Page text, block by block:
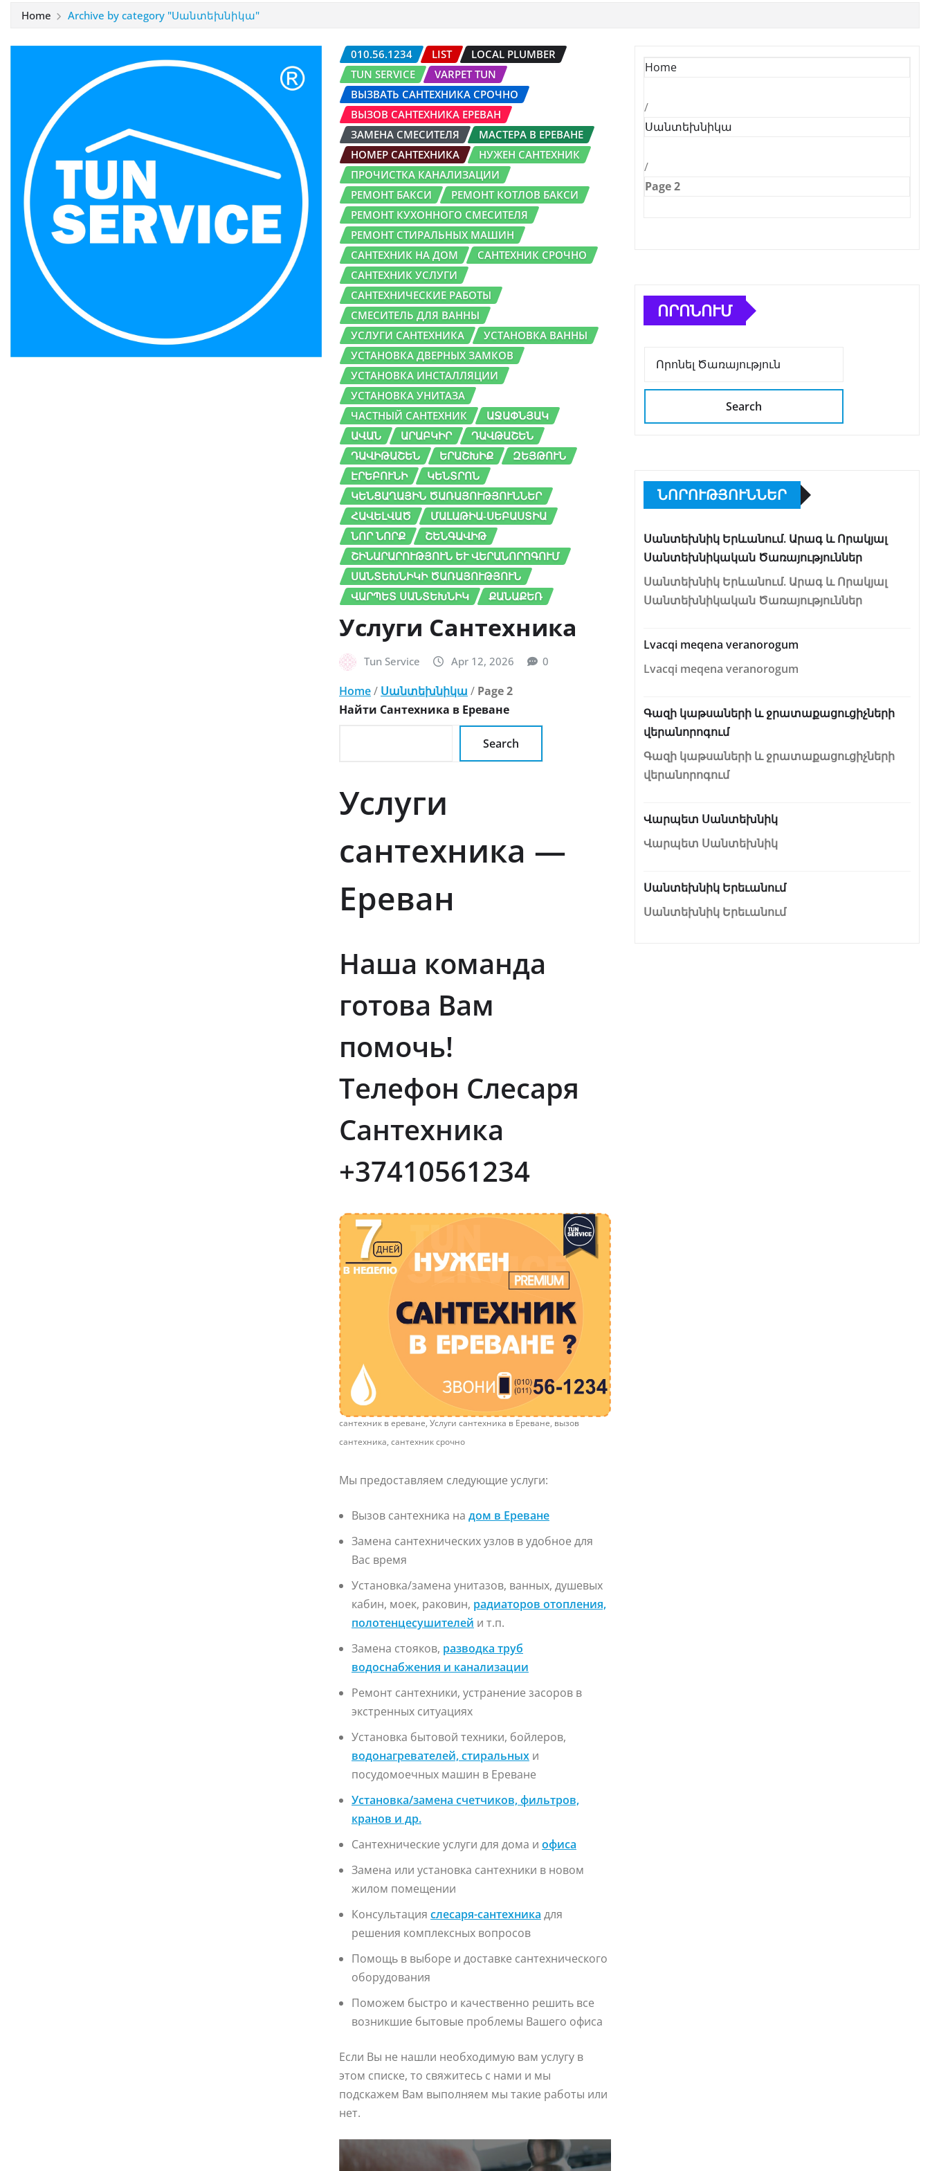
Home Archive by category "Սանտեխնիկա"
010.56.1234 LIST
LOCAL PLUMBER
TUN SERVICE
VARPET TUN
ВЫЗВАТЬ САНТЕХНИКА СРОЧНО
ВЫЗОВ САНТЕХНИКА ЕРЕВАН
ЗАМЕНА СМЕСИТЕЛЯ
МАСТЕРА В ЕРЕВАНЕ
НОМЕР САНТЕХНИКА
НУЖЕН САНТЕХНИК
ПРОЧИСТКА КАНАЛИЗАЦИИ
РЕМОНТ БАКСИ
РЕМОНТ КОТЛОВ БАКСИ
РЕМОНТ КУХОННОГО СМЕСИТЕЛЯ
РЕМОНТ СТИРАЛЬНЫХ МАШИН
САНТЕХНИК НА ДОМ
САНТЕХНИК СРОЧНО
САНТЕХНИК УСЛУГИ
САНТЕХНИЧЕСКИЕ РАБОТЫ
СМЕСИТЕЛЬ ДЛЯ ВАННЫ
УСЛУГИ САНТЕХНИКА
УСТАНОВКА ВАННЫ
УСТАНОВКА ДВЕРНЫХ ЗАМКОВ
УСТАНОВКА ИНСТАЛЛЯЦИИ
УСТАНОВКА УНИТАЗА
ЧАСТНЫЙ САНТЕХНИК
ԱՋԱՓՆՅԱԿ
ԱՎԱՆ
ԱՐԱԲԿԻՐ
ԴԱՎԹԱՇԵՆ
ԴԱՎԻԹԱՇԵՆ
ԵՐԱՇԽԻՔ
ԶԵՅԹՈՒՆ
ԷՐԵԲՈՒՆԻ
ԿԵՆՏՐՈՆ
ԿԵՆՑԱՂԱՅԻՆ ԾԱՌԱՅՈՒԹՅՈՒՆՆԵՐ
ՀԱՎԵԼՎԱԾ
ՄԱԼԱԹԻԱ-ՍԵԲԱՍՏԻԱ
ՆՈՐ ՆՈՐՔ
ՇԵՆԳԱՎԻԹ
ՇԻՆԱՐԱՐՈՒԹՅՈՒՆ ԵՒ ՎԵՐԱՆՈՐՈԳՈՒՄ
ՍԱՆՏԵԽՆԻԿԻ ԾԱՌԱՅՈՒԹՅՈՒՆ
ՎԱՐՊԵՏ ՍԱՆՏԵԽՆԻԿ
ՔԱՆԱՔԵՌ
Услуги Сантехника
Tun Service Apr 12, 2026 0
Home/ Սանտեխնիկա / Page 2
Найти Сантехника в Ереване
Search
Услуги
сантехника —
Ереван
Наша команда
готова Вам
помочь!
Телефон Слесаря
Сантехника
+37410561234
сантехник в ереване, Услуги сантехника в Ереване, вызов
сантехника, сантехник срочно
Мы предоставляем следующие услуги:
Вызов сантехника на дом в Ереване
Замена сантехнических узлов в удобное для
Вас время
Установка/замена унитазов, ванных, душевых
кабин, моек, раковин, радиаторов отопления,
полотенцесушителей и т.п.
Замена стояков, разводка труб
водоснабжения и канализации
Ремонт сантехники, устранение засоров в
экстренных ситуациях
Установка бытовой техники, бойлеров,
водонагревателей, стиральных и
посудомоечных машин в Ереване
Установка/замена счетчиков, фильтров,
кранов и др.
Сантехнические услуги для дома и офиса
Замена или установка сантехники в новом
жилом помещении
Консультация слесаря-сантехника для
решения комплексных вопросов
Помощь в выборе и доставке сантехнического
оборудования
Поможем быстро и качественно решить все
возникшие бытовые проблемы Вашего офиса
Если Вы не нашли необходимую вам услугу в
этом списке, то свяжитесь с нами и мы
подскажем Вам выполняем мы такие работы или
нет.
Home
/
Սանտեխնիկա
/
Page 2
ՈՐՈՆՈՒՄ
Search
ՆՈՐՈՒԹՅՈՒՆՆԵՐ
Սանտեխնիկ Երևանում. Արագ և Որակյալ
Սանտեխնիկական Ծառայություններ
Սանտեխնիկ Երևանում. Արագ և Որակյալ
Սանտեխնիկական Ծառայություններ
Lvacqi meqena veranorogum
Lvacqi meqena veranorogum
Գազի կաթսաների և ջրատաքացուցիչների
վերանորոգում
Գազի կաթսաների և ջրատաքացուցիչների
վերանորոգում
Վարպետ Սանտեխնիկ
Վարպետ Սանտեխնիկ
Սանտեխնիկ Երեւանում
Սանտեխնիկ Երեւանում